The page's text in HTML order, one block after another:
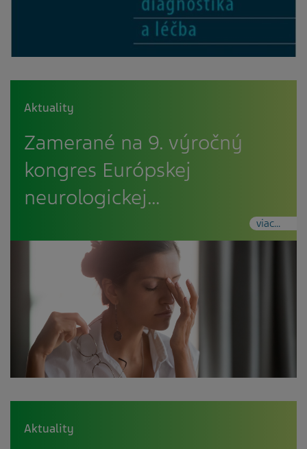
Aktuality
Zamerané na 9. výročný
kongres Európskej
neurologickej…
viac...
Aktuality